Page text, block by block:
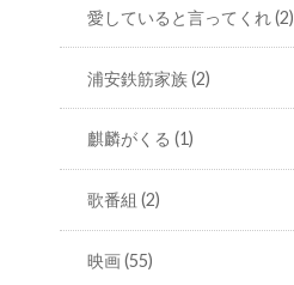
愛していると言ってくれ(2)
浦安鉄筋家族(2)
麒麟がくる(1)
歌番組(2)
映画(55)